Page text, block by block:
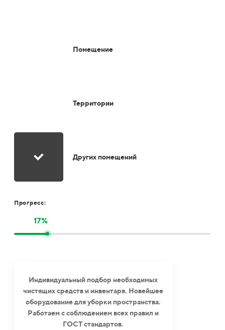
Помещение
Территории
Других помещений
Прогресс:
17%
Индивидуальный подбор необходимых
чистящих средств и инвентаря. Новейшее
оборудование для уборки пространства.
Работаем с соблюдением всех правил и
ГОСТ стандартов.